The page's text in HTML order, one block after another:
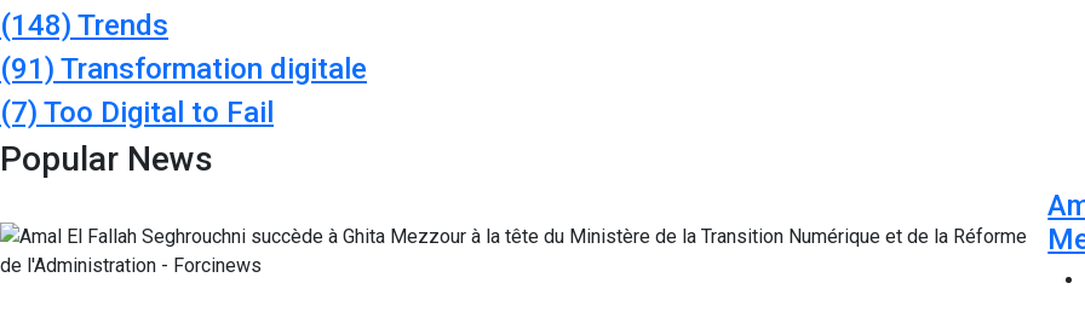
(148) Trends
(91) Transformation digitale
(7) Too Digital to Fail
Popular News